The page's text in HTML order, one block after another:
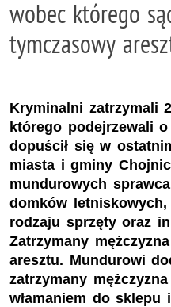
wobec którego
tymczasowy
Kryminalni zatrzymali
którego podejrzewali o
dopuścił się w
miasta i gminy
mundurowych
domków
rodzaju sprzęty oraz
Zatrzymany
aresztu. Mundurowi
zatrzymany
włamaniem do sklepu